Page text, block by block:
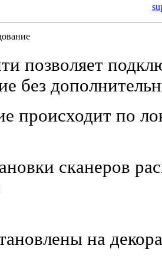
позволяет
без
происходит по
сканеров
на